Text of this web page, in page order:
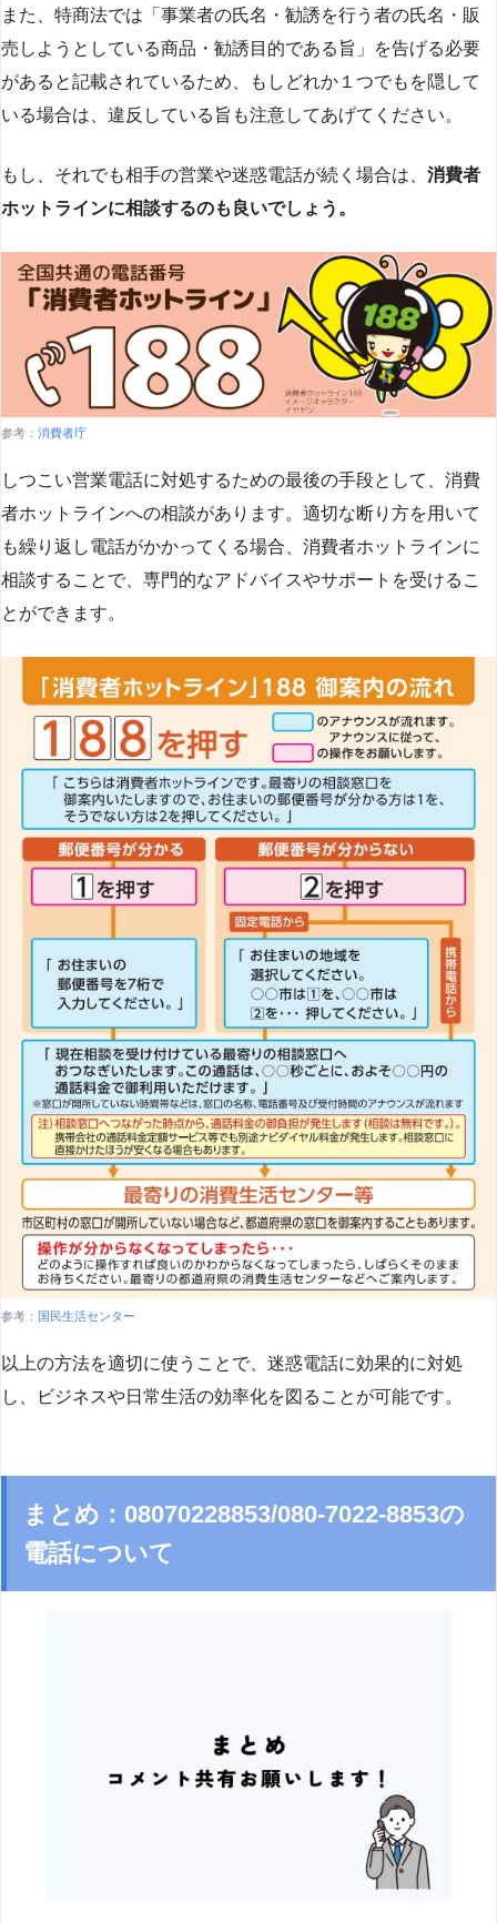
また、特商法では「事業者の氏名・勧誘を行う者の氏名・販
売しようとしている商品・勧誘目的である旨」を告げる必要
があると記載されているため、もしどれか１つでもを隠して
いる場合は、違反している旨も注意してあげてください。
もし、それでも相手の営業や迷惑電話が続く場合は、 消費者
ホットラインに相談するのも良いでしょう。
参考： 消費者庁
しつこい営業電話に対処するための最後の手段として、消費
者ホットラインへの相談があります。適切な断り方を用いて
も繰り返し電話がかかってくる場合、消費者ホットラインに
相談することで、専門的なアドバイスやサポートを受けるこ
とができます​​。
参考： 国民生活センター
以上の方法を適切に使うことで、迷惑電話に効果的に対処
し、ビジネスや日常生活の効率化を図ることが可能です。
まとめ：08070228853/080-7022-8853の
電話について